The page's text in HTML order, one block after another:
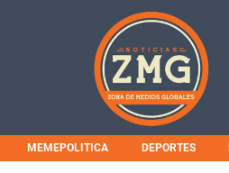
MEMEPOLITICA DEPORTES